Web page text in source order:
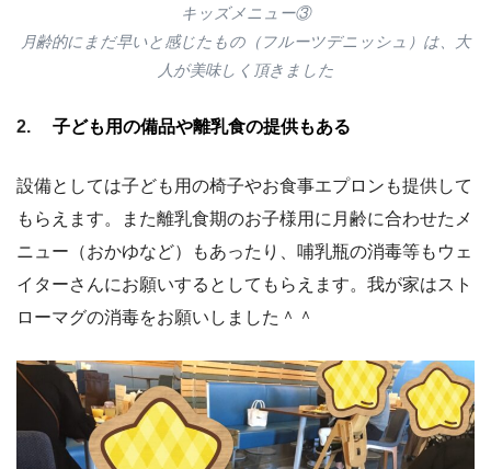
キッズメニュー③
月齢的にまだ早いと感じたもの（フルーツデニッシュ）は、大
人が美味しく頂きました
2. 子ども用の備品や離乳食の提供もある
設備としては子ども用の椅子やお食事エプロンも提供して
もらえます。また離乳食期のお子様用に月齢に合わせたメ
ニュー（おかゆなど）もあったり、哺乳瓶の消毒等もウェ
イターさんにお願いするとしてもらえます。我が家はスト
ローマグの消毒をお願いしました＾＾